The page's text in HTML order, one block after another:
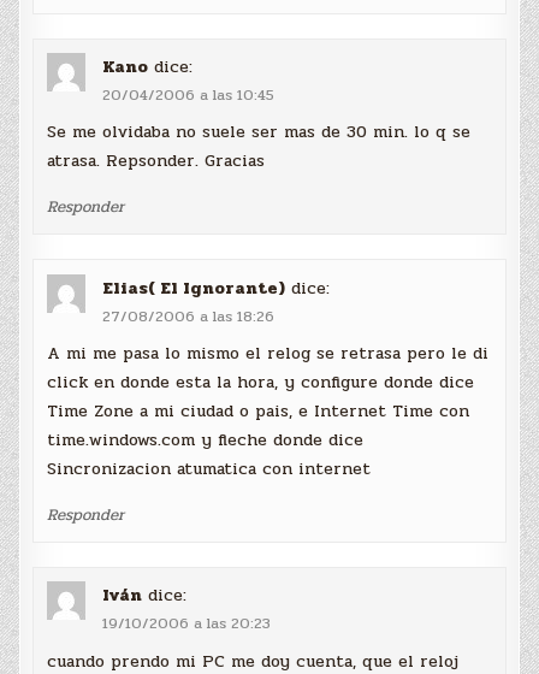
Kano dice:
20/04/2006 a las 10:45
Se me olvidaba no suele ser mas de 30 min. lo q se
atrasa. Repsonder. Gracias
Responder
Elias( El Ignorante) dice:
27/08/2006 a las 18:26
A mi me pasa lo mismo el relog se retrasa pero le di
click en donde esta la hora, y configure donde dice
Time Zone a mi ciudad o pais, e Internet Time con
time.windows.com y fleche donde dice
Sincronizacion atumatica con internet
Responder
Iván dice:
19/10/2006 a las 20:23
cuando prendo mi PC me doy cuenta, que el reloj